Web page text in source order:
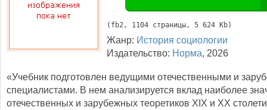
( fb2, 1104 страницы, 5 624 Kb)
Жанр: История социологии
Издательство: Норма, 2026
«Учебник подготовлен ведущими отечественными и
специалистами. В нем анализируется вклад наиболее
отечественных и зарубежных теоретиков XIX и XX